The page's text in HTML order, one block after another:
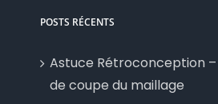
POSTS RÉCENTS
Astuce Rétroconception –
de coupe du maillage